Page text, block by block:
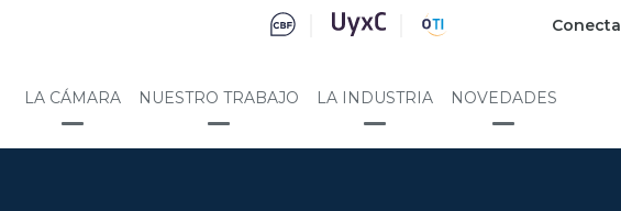
Conecta
LA CÁMARA NUESTRO TRABAJO LA INDUSTRIA NOVEDADES